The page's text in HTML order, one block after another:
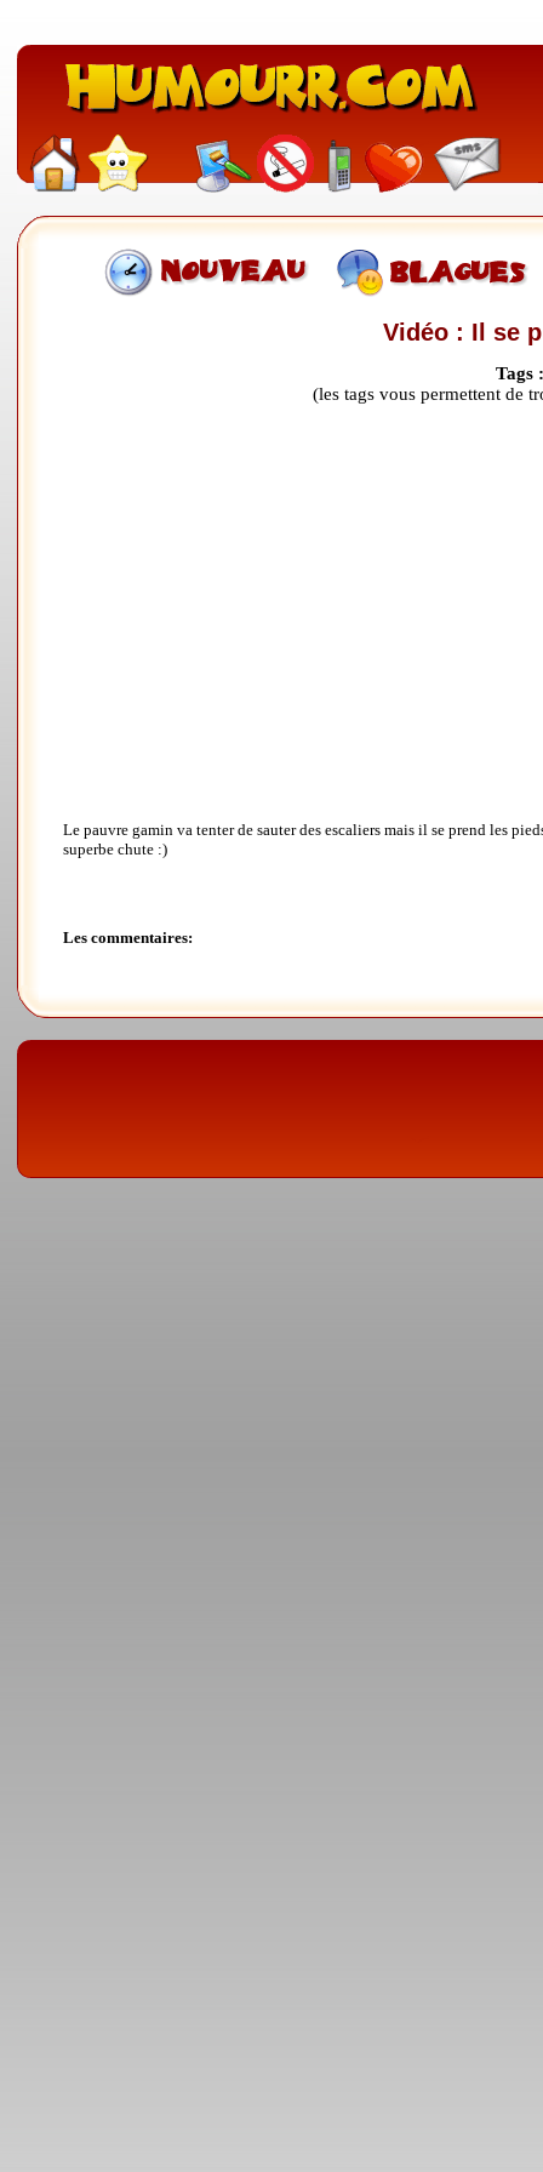
Vidéo : Il se
Tags
(les tags vous permettent de
Le pauvre gamin va tenter de sauter des escaliers mais il se prend les
superbe chute :)
Les commentaires: